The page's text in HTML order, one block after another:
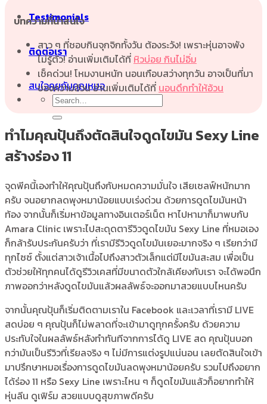
Testimonials
ติดต่อเรา
สนใจคุยกับคุณหมอ
บทความที่น่าสนใจ
สาว ๆ ที่ชอบกินจุกจิกทั้งวัน ต้องระวัง! เพราะหุ่นอาจพัง
ไม่รู้ตัว! อ่านเพิ่มเติมได้ที่ หิวบ่อย กินไม่อิ่ม
เช็คด่วน! โหมงานหนัก นอนเกือบสว่างทุกวัน อาจเป็นที่มา
ของความอ้วน อ่านเพิ่มเติมได้ที่ นอนดึกทำให้อ้วน
ทำไมคุณปุ้นถึงตัดสินใจดูดไขมัน Sexy Line
สร้างร่อง 11
จุดพีคนี้เองทำให้คุณปุ้นถึงกับหมดความมั่นใจ เสียเซลฟ์หนักมาก
ครับ จนอยากลดพุงหมาน้อยแบบเร่งด่วน ด้วยการดูดไขมันหน้า
ท้อง จากนั้นก็เริ่มหาข้อมูลทางอินเตอร์เน็ต หาไปหามาก็มาพบกับ
Amara Clinic เพราะไปสะดุดตารีวิวดูดไขมัน Sexy Line ที่หมอเอง
ก็กล้ารับประกันครับว่า ที่เรามีรีวิวดูดไขมันเยอะมากจริง ๆ เรียกว่ามี
ทุกไซซ์ ตั้งแต่สาวเจ้าเนื้อไปถึงสาวตัวเล็กแต่มีไขมันสะสม เพื่อเป็น
ตัวช่วยให้ทุกคนได้ดูรีวิวเคสที่มีขนาดตัวใกล้เคียงกับเรา จะได้พอนึก
ภาพออกว่าหลังดูดไขมันแล้วผลลัพธ์จะออกมาสวยแบบไหนครับ
จากนั้นคุณปุ้นก็เริ่มติดตามเราใน Facebook และเวลาที่เรามี LIVE
สดบ่อย ๆ คุณปุ้นก็ไม่พลาดที่จะเข้ามาดูทุกครั้งครับ ด้วยความ
ประทับใจในผลลัพธ์หลังทำทันทีจากการได้ดู LIVE สด คุณปุ้นบอก
กว่ามันเป็นรีวิวที่เรียลจริง ๆ ไม่มีการแต่งรูปแน่นอน เลยตัดสินใจเข้า
มาปรึกษาหมอเรื่องการดูดไขมันลดพุงหมาน้อยครับ รวมไปถึงอยาก
ได้ร่อง 11 หรือ Sexy Line เพราะไหน ๆ ก็ดูดไขมันแล้วก็อยากทำให้
หุ่นลีน ดูเฟิร์ม สวยแบบดูสุขภาพดีครับ